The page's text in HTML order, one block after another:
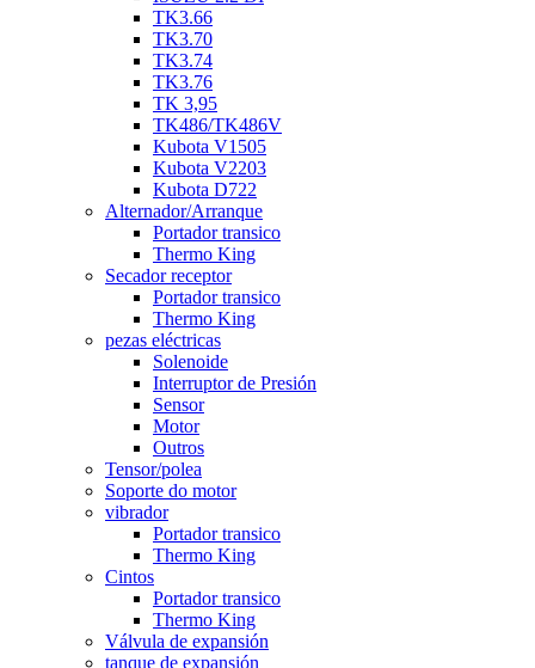
TK3.66
TK3.70
TK3.74
TK3.76
TK 3,95
TK486/TK486V
Kubota V1505
Kubota V2203
Kubota D722
Alternador/Arranque
Portador transico
Thermo King
Secador receptor
Portador transico
Thermo King
pezas eléctricas
Solenoide
Interruptor de Presión
Sensor
Motor
Outros
Tensor/polea
Soporte do motor
vibrador
Portador transico
Thermo King
Cintos
Portador transico
Thermo King
Válvula de expansión
tanque de expansión